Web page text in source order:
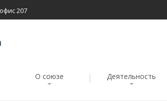
207
О союзе Деятельность